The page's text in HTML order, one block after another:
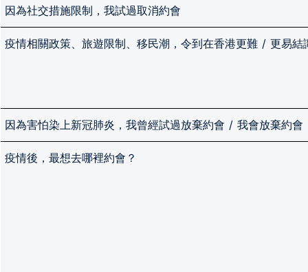
因為社交措施限制，我試過取消約會
疫情相關政策、旅遊限制、移民潮，令到在香港更難 / 更易結
因為害怕染上新冠肺炎，我曾經試過放棄約會 / 我會放棄約會
疫情後，最想去哪裡約會？